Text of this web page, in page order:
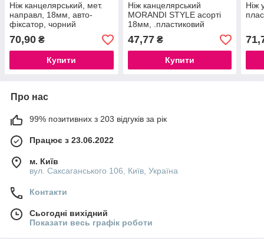
Ніж канцелярський, мет.
направл, 18мм, авто-
фіксатор, чорний
70,90 ₴
Купити
Ніж канцелярський
MORANDI STYLE асорті
18мм, .пластиковий
.корпус, мех.фіксатор
леза
47,77₴
Купити
Ніж
Про нас
99% позитивних з 203 відгуків за рік
Працює з 23.06.2022
м. Київ
вул. Саксаганського 106, Київ, Україна
Контакти
Сьогодні вихідний
Показати весь графік роботи